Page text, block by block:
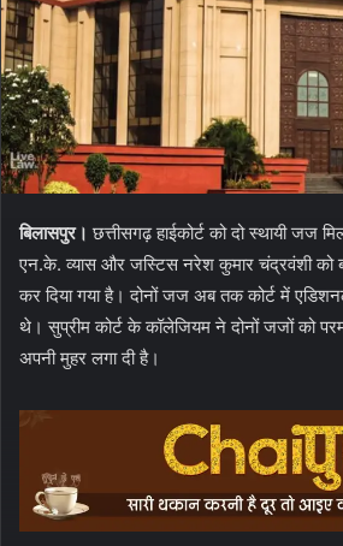
बिलासपुर।छत्तीसगढ़ हाईकोर्ट को दो स्थायी जज
एन.के. व्यास और जस्टिस नरेश कुमार चंद्रवंशी को
कर दिया गया है। दोनों जज अब तक कोर्ट में
थे। सुप्रीम कोर्ट के कॉलेजियम ने दोनों जजों को
अपनी मुहर लगा दी है।